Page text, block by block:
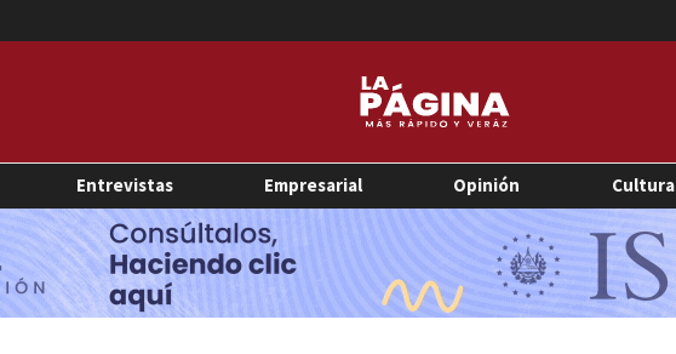
Entrevistas Empresarial Opinión Cultura